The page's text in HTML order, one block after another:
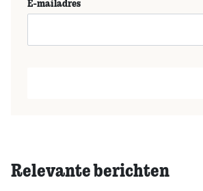
Relevante berichten